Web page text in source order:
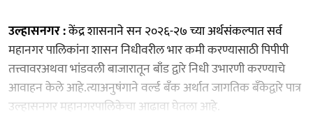
उल्हासनगर :केंद्र शासनाने सन २०२६-२७ च्या अर्थसंकल्पात सर्व
महानगर पालिकांना शासन निधीवरील भार कमी करण्यासाठी पिपीपी
तत्त्वावरअथवा भांडवली बाजारातून बाँड द्वारे निधी उभारणी करण्याचे
आवाहन केले आहे.त्याअनुषंगाने वर्ल्ड बँक अर्थात जागतिक बँकेद्वारे पात्र
उल्हासनगर महानगरपालिकेचा आढावा घेतला आहे.